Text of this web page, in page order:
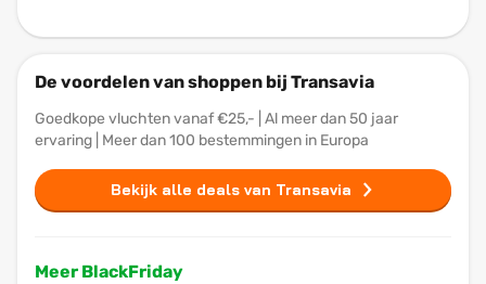
De voordelen van shoppen bij Transavia
Goedkope vluchten vanaf €25,- | Al meer dan 50 jaar
ervaring | Meer dan 100 bestemmingen in Europa
Bekijk alle deals van Transavia
Meer BlackFriday